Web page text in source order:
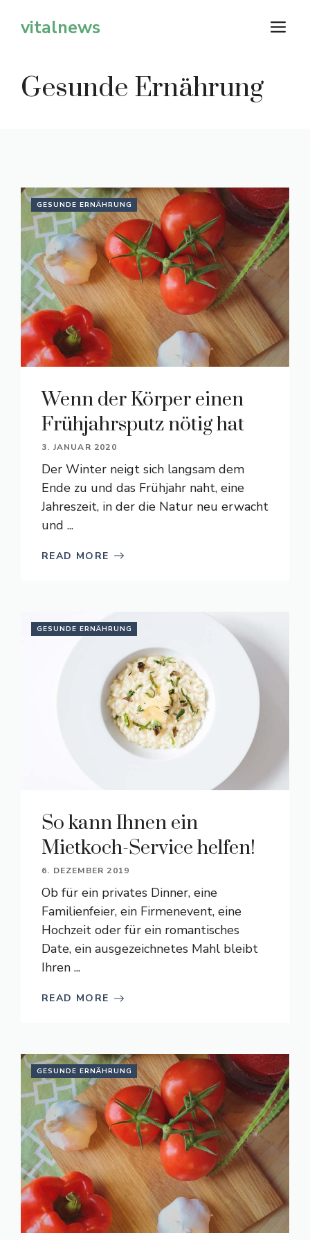
Inhaltvitalnews
Gesunde Ernährung
GESUNDE ERNÄHRUNG
Wenn der Körper einen
Frühjahrsputz nötig hat
3. JANUAR 2020
Der Winter neigt sich langsam dem
Ende zu und das Frühjahr naht, eine
Jahreszeit, in der die Natur neu erwacht
und ...
READ MORE
GESUNDE ERNÄHRUNG
So kann Ihnen ein
Mietkoch-Service helfen!
6. DEZEMBER 2019
Ob für ein privates Dinner, eine
Familienfeier, ein Firmenevent, eine
Hochzeit oder für ein romantisches
Date, ein ausgezeichnetes Mahl bleibt
Ihren ...
READ MORE
GESUNDE ERNÄHRUNG